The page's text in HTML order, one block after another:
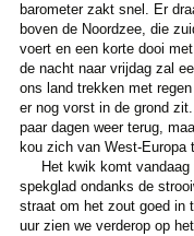
barometer zakt snel. Er
boven de Noordzee, die
voert en een korte dooi
de nacht naar vrijdag zal
ons land trekken met
er nog vorst in de grond
paar dagen weer terug,
kou zich van West-Europa
Het kwik komt vandaag
spekglad ondanks de
straat om het zout goed in
uur zien we verderop op